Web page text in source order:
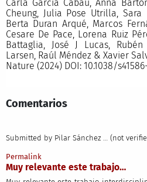
Carla Garcia Cabau, Anna
Cheung, Julia Pose Utrilla, Sara
Berta Duran Arqué, Marcos
Cesare De Pace, Lorena Ruiz
Battaglia, José J Lucas,
Larsen, Raúl Méndez & Xavier
Nature (2024) DOI: 10.1038/
Comentarios
Submitted by Pilar Sánchez … (not
Permalink
Muy relevante este trabajo…